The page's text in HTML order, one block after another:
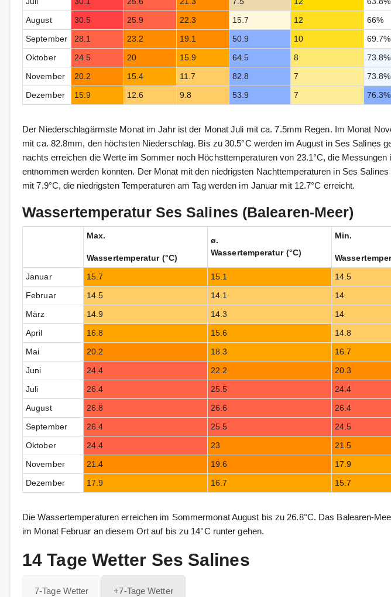
August 30.5 25.9 22.3 15.7 12 66%
September 28.1 23.2 19.1 50.9 10 69.7%
Oktober 24.5 20 15.9 64.5 8 73.8%
November 20.2 15.4 11.7 82.8 7 73.8%
Dezember 15.9 12.6 9.8 53.9 7 76.3%
Der Niederschlagärmste Monat im Jahr ist der Monat Juli mit ca. 7.5mm Regen. Im Monat
mit ca. 82.8mm, den höchsten Niederschlag. Bis zu 30.5°C werden im August in Ses Salines
nachts erreichen die Werte im Sommer noch Höchsttemperaturen von 23.1°C, die Messungen
entnommen werden konnten. Der Monat mit den niedrigsten Nachttemperaturen in Ses
mit 7.9°C, die niedrigsten Temperaturen am Tag werden im Januar mit 12.7°C erreicht.
Wassertemperatur Ses Salines (Balearen-Meer)
Max.
Wassertemperatur (°C)
ø.
Wassertemperatur (°C)
Min.
Januar 15.7 15.1 14.5
Februar 14.5 14.1 14
März 14.9 14.3 14
April 16.8 15.6 14.8
Mai 20.2 18.3 16.7
Juni 24.4 22.2 20.3
Juli 26.4 25.5 24.4
August 26.8 26.6 26.4
September 26.4 25.5 24.5
Oktober 24.4 23 21.5
November 21.4 19.6 17.9
Dezember 17.9 16.7 15.7
Die Wassertemperaturen erreichen im Sommermonat August bis zu 26.8°C. Das Balearen-
im Monat Februar an diesem Ort auf bis zu 14°C runter gehen.
14 Tage Wetter Ses Salines
7-Tage Wetter +7-Tage Wetter